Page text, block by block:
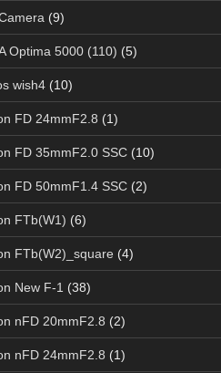
(9)
Optima 5000 (110) (5)
wish4 (10)
FD 24mmF2.8 (1)
FD 35mmF2.0 SSC (10)
FD 50mmF1.4 SSC (2)
FTb(W1) (6)
FTb(W2)_square (4)
New F-1 (38)
nFD 20mmF2.8 (2)
nFD 24mmF2.8 (1)